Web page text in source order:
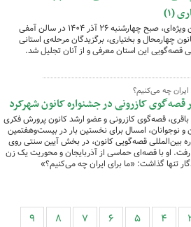
(۱)
در آیین ویژه‌ای، صبح چهارشنبه ۲۶ آذر ۱۴۰۴ در سالن آمفی
چهارمحال و بختیاری، برگزیدگان مرحله‌ی استانی
قصه‌گویی این استان معرفی و از آنان تجلیل شد.
ایران چه می‌کنیم؟
کازرونی در جشنواره کانون شهرکرد
قصه‌گوی کازرونی و عضو ارشد کانون پرورش فکری
و نوجوانان، امسال برای نخستین بار در بیست‌وهفتمین
بین‌المللی قصه‌گویی کانون، در بخش آیین سنتی روی
او با قصه‌ای حماسی از آذربایجان و محوریت یک زن
تنها گذاشت: «ما برای ایران چه می‌کنیم؟»
۴ ۵ ۶ ۷ ۸ ۹